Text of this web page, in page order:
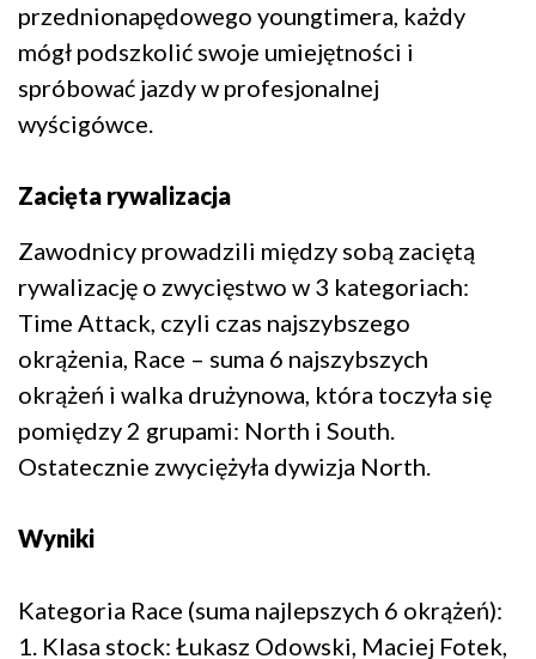
przednionapędowego youngtimera, każdy
mógł podszkolić swoje umiejętności i
spróbować jazdy w profesjonalnej
wyścigówce.
Zacięta rywalizacja
Zawodnicy prowadzili między sobą zaciętą
rywalizację o zwycięstwo w 3 kategoriach:
Time Attack, czyli czas najszybszego
okrążenia, Race – suma 6 najszybszych
okrążeń i walka drużynowa, która toczyła się
pomiędzy 2 grupami: North i South.
Ostatecznie zwyciężyła dywizja North.
Wyniki
Kategoria Race (suma najlepszych 6 okrążeń):
1. Klasa stock: Łukasz Odowski, Maciej Fotek,